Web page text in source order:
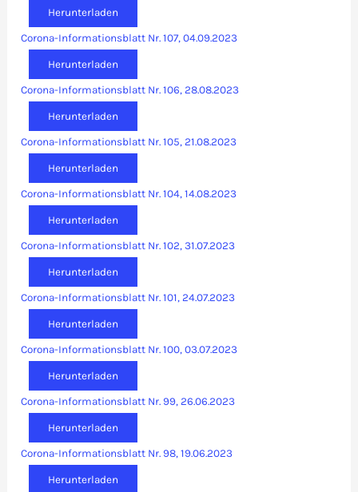
Herunterladen
Corona-Informationsblatt Nr. 107, 04.09.2023
Herunterladen
Corona-Informationsblatt Nr. 106, 28.08.2023
Herunterladen
Corona-Informationsblatt Nr. 105, 21.08.2023
Herunterladen
Corona-Informationsblatt Nr. 104, 14.08.2023
Herunterladen
Corona-Informationsblatt Nr. 102, 31.07.2023
Herunterladen
Corona-Informationsblatt Nr. 101, 24.07.2023
Herunterladen
Corona-Informationsblatt Nr. 100, 03.07.2023
Herunterladen
Corona-Informationsblatt Nr. 99, 26.06.2023
Herunterladen
Corona-Informationsblatt Nr. 98, 19.06.2023
Herunterladen